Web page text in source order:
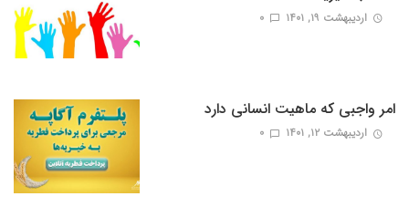
اردیبهشت ۱۹, ۱۴۰۱ 0
امر واجبی که ماهیت انسانی دارد
اردیبهشت ۱۲, ۱۴۰۱ 0